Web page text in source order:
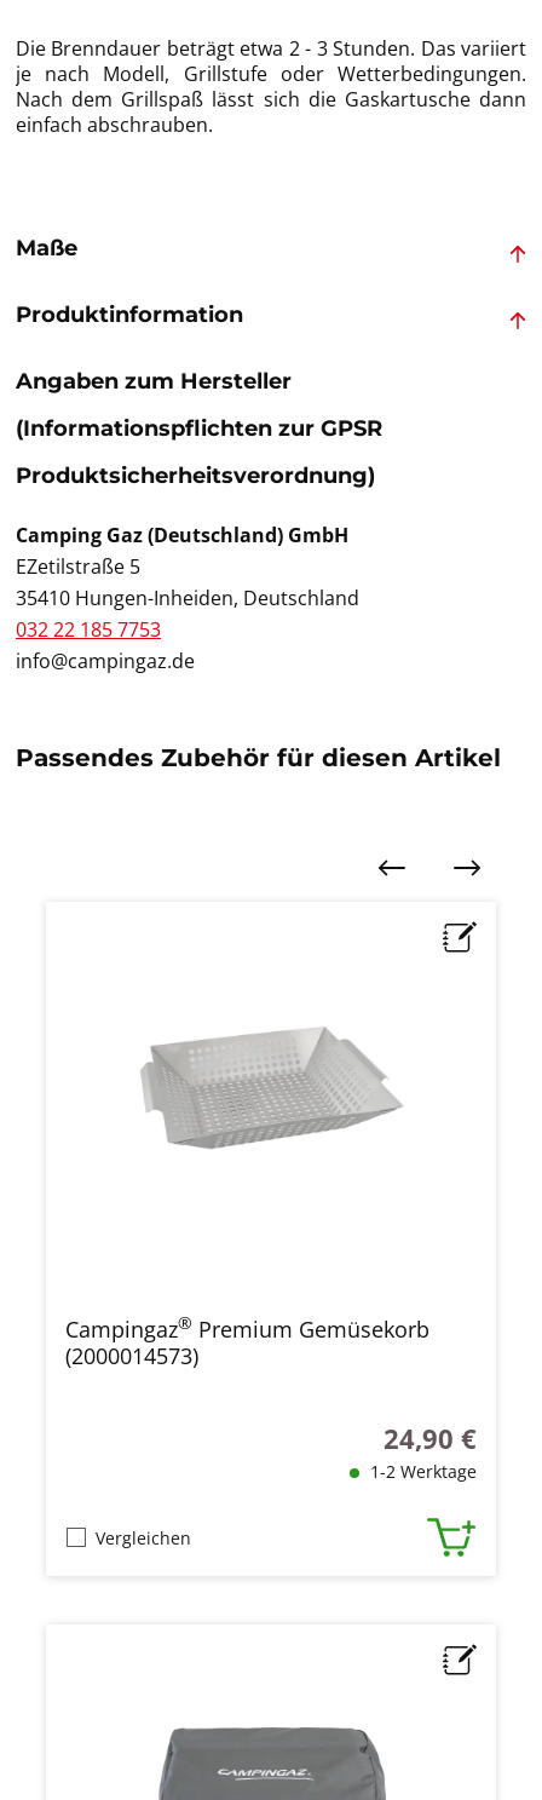
Die Brenndauer beträgt etwa 2 - 3 Stunden. Das variiert
je nach Modell, Grillstufe oder Wetterbedingungen.
Nach dem Grillspaß lässt sich die Gaskartusche dann
einfach abschrauben.
Maße
Produktinformation
Angaben zum Hersteller
(Informationspflichten zur GPSR
Produktsicherheitsverordnung)
Camping Gaz (Deutschland) GmbH
EZetilstraße 5
35410 Hungen-Inheiden, Deutschland
032 22 185 7753
info@campingaz.de
Passendes Zubehör für diesen Artikel
Campingaz® Premium Gemüsekorb
(2000014573)
Regulärer Preis:
24,90 €
1-2 Werktage
Vergleichen